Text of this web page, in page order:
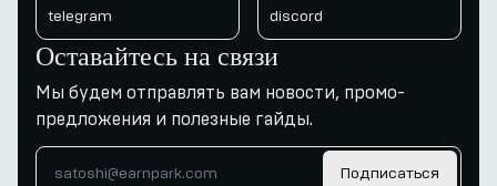
telegram discord
Оставайтесь на связи
Мы будем отправлять вам новости, промо-
предложения и полезные гайды.
Подписаться